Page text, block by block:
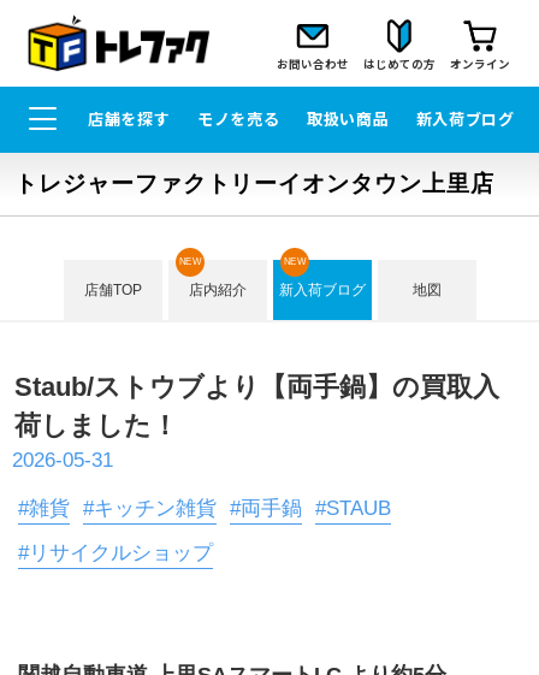
お問い合わせ はじめての方 オンライン
店舗を探す モノを売る 取扱い商品 新入荷ブログ
トレジャーファクトリーイオンタウン上里店
店舗TOP 店内紹介
NEW
新入荷ブログ
NEW
地図
Staub/ストウブより【両手鍋】の買取入
荷しました！
2026-05-31
#雑貨 #キッチン雑貨 #両手鍋
#STAUB
#リサイクルショップ